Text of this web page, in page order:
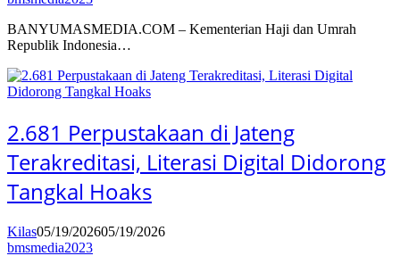
BANYUMASMEDIA.COM – Kementerian Haji dan Umrah
Republik Indonesia…
2.681 Perpustakaan di Jateng
Terakreditasi, Literasi Digital Didorong
Tangkal Hoaks
Kilas05/19/202605/19/2026
bmsmedia2023